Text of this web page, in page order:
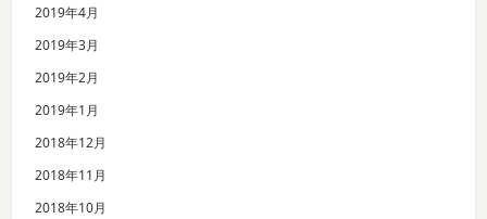
2019年4月
2019年3月
2019年2月
2019年1月
2018年12月
2018年11月
2018年10月